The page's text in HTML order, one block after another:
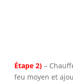
Étape 2) –
feu moyen et